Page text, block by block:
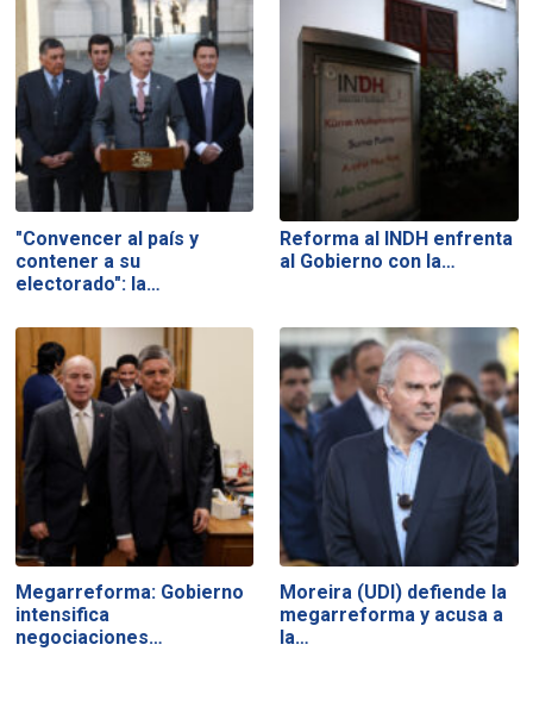
"Convencer al país y
contener a su
electorado": la…
Reforma al INDH enfrenta
al Gobierno con la…
Megarreforma: Gobierno
intensifica
negociaciones…
Moreira (UDI) defiende la
megarreforma y acusa a
la…